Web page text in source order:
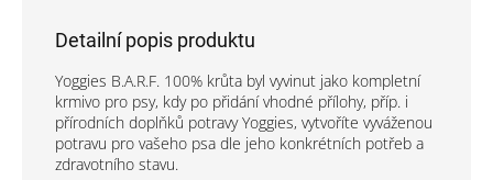
Detailní popis produktu
Yoggies B.A.R.F. 100% krůta byl vyvinut jako kompletní
krmivo pro psy, kdy po přidání vhodné přílohy, příp. i
přírodních doplňků potravy Yoggies, vytvoříte vyváženou
potravu pro vašeho psa dle jeho konkrétních potřeb a
zdravotního stavu.